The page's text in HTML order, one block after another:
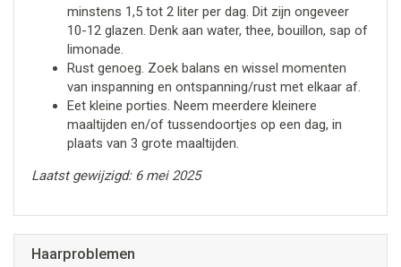
minstens 1,5 tot 2 liter per dag. Dit zijn ongeveer
10-12 glazen. Denk aan water, thee, bouillon, sap of
limonade.
Rust genoeg. Zoek balans en wissel momenten
van inspanning en ontspanning/rust met elkaar af.
Eet kleine porties. Neem meerdere kleinere
maaltijden en/of tussendoortjes op een dag, in
plaats van 3 grote maaltijden.
Laatst gewijzigd: 6 mei 2025
Haarproblemen